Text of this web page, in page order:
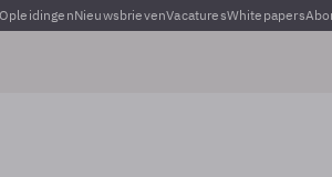
NieuwsbrievenVacaturesWhitepapers